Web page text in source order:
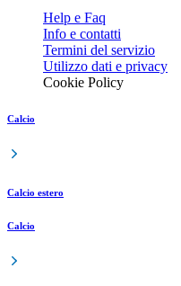
Help e Faq
Info e contatti
Termini del servizio
Utilizzo dati e privacy
Cookie Policy
Calcio
Calcio estero
Calcio